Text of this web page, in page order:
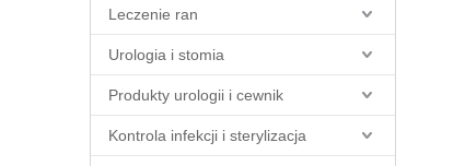
Leczenie ran
Urologia i stomia
Produkty urologii i cewnik
Kontrola infekcji i sterylizacja